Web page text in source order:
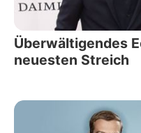
Überwältigendes
neuesten Streich